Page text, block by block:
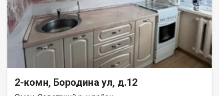
современная детская площадка. Уникальное предложение
для владельцев недвижимости. •Если у вас есть непроданная
недвижимость, у нас есть решение! Мы предлагаем
программу Trade-in, которая позволит вам использовать
вашу старую недвижимость в качестве оплаты за новую.
•Нужна ипотека? Компания Квартсервис работает с ведущими
банками, чтобы предложить вам выгодную ипотеку с низкими
ставками! Это ваша возможность сэкономить время и
деньги. •Все необходимые документы уже готовы и прошли
юридическую экспертизу. Недвижимость без залогов и
2-комн, Бородина ул, д.12